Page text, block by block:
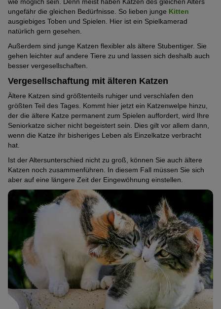
ungefähr die gleichen Bedürfnisse. So lieben junge Kitten
ausgiebiges Toben und Spielen. Hier ist ein Spielkamerad
natürlich gern gesehen.
Außerdem sind junge Katzen flexibler als ältere Stubentiger. Sie
gehen leichter auf andere Tiere zu und lassen sich deshalb auch
besser vergesellschaften.
Vergesellschaftung mit älteren Katzen
Ältere Katzen sind größtenteils ruhiger und verschlafen den
größten Teil des Tages. Kommt hier jetzt ein Katzenwelpe hinzu,
der die ältere Katze permanent zum Spielen auffordert, wird Ihre
Seniorkatze sicher nicht begeistert sein. Dies gilt vor allem dann,
wenn die Katze ihr bisheriges Leben als Einzelkatze verbracht
hat.
Ist der Altersunterschied nicht zu groß, können Sie auch ältere
Katzen noch zusammenführen. In diesem Fall müssen Sie sich
aber auf eine längere Zeit der Eingewöhnung einstellen.